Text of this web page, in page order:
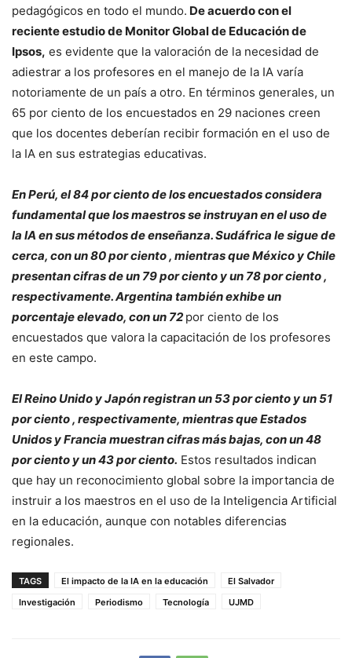
pedagógicos en todo el mundo. De acuerdo con el
reciente estudio de Monitor Global de Educación de
Ipsos, es evidente que la valoración de la necesidad de
adiestrar a los profesores en el manejo de la IA varía
notoriamente de un país a otro. En términos generales, un
65 por ciento de los encuestados en 29 naciones creen
que los docentes deberían recibir formación en el uso de
la IA en sus estrategias educativas.
En Perú, el 84 por ciento de los encuestados considera
fundamental que los maestros se instruyan en el uso de
la IA en sus métodos de enseñanza. Sudáfrica le sigue de
cerca, con un 80 por ciento , mientras que México y Chile
presentan cifras de un 79 por ciento y un 78 por ciento ,
respectivamente. Argentina también exhibe un
porcentaje elevado, con un 72 por ciento de los
encuestados que valora la capacitación de los profesores
en este campo.
El Reino Unido y Japón registran un 53 por ciento y un 51
por ciento , respectivamente, mientras que Estados
Unidos y Francia muestran cifras más bajas, con un 48
por ciento y un 43 por ciento. Estos resultados indican
que hay un reconocimiento global sobre la importancia de
instruir a los maestros en el uso de la Inteligencia Artificial
en la educación, aunque con notables diferencias
regionales.
TAGS El impacto de la IA en la educación
El Salvador
Investigación
Periodismo Tecnología UJMD